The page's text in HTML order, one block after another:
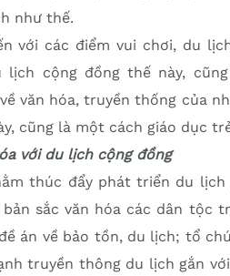
như thế.
với các điểm vui chơi, du
lịch cộng đồng thế này,
văn hóa, truyền thống của
cũng là một cách giáo dục
với du lịch cộng đồng
thúc đẩy phát triển du
sắc văn hóa các dân tộc
án về bảo tồn, du lịch; tổ
truyền thông du lịch gắn